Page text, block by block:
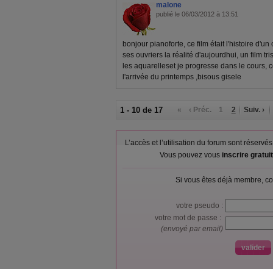
malone
publié le 06/03/2012 à 13:51
bonjour pianoforte, ce film était l'histoire
ses ouvriers la réalité d'aujourdhui, un film
les aquarelleset je progresse dans le cours,
l'arrivée du printemps ,bisous gisele
1 - 10 de 17 « ‹ Préc. 1 2 Suiv. ›
L’accès et l’utilisation du forum sont
Vous pouvez vous inscrire
Si vous êtes déjà membre,
votre pseudo :
votre mot de passe :
(envoyé par email)